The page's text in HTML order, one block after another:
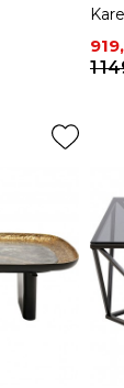
Prix
1